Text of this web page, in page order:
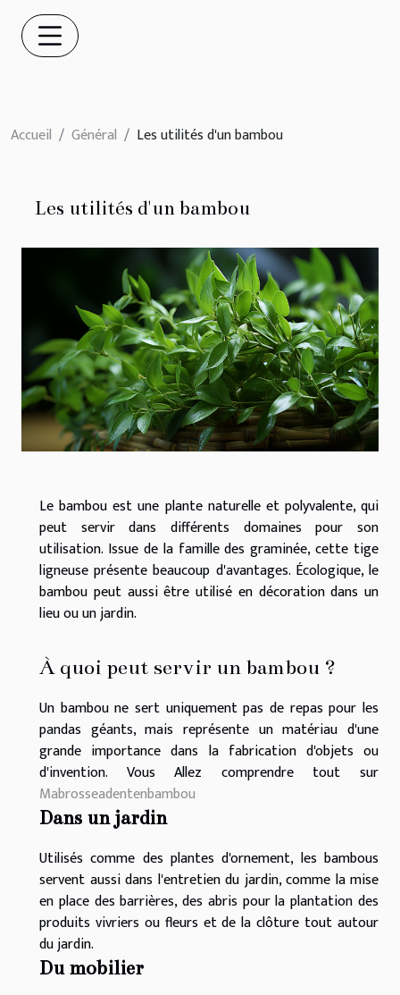
Accueil Général Les utilités d'un bambou
Les utilités d'un bambou
Le bambou est une plante naturelle et polyvalente, qui
peut servir dans différents domaines pour son
utilisation. Issue de la famille des graminée, cette tige
ligneuse présente beaucoup d'avantages. Écologique, le
bambou peut aussi être utilisé en décoration dans un
lieu ou un jardin.
À quoi peut servir un bambou ?
Un bambou ne sert uniquement pas de repas pour les
pandas géants, mais représente un matériau d'une
grande importance dans la fabrication d'objets ou
d'invention. Vous Allez comprendre tout sur
Mabrosseadentenbambou
Dans un jardin
Utilisés comme des plantes d'ornement, les bambous
servent aussi dans l'entretien du jardin, comme la mise
en place des barrières, des abris pour la plantation des
produits vivriers ou fleurs et de la clôture tout autour
du jardin.
Du mobilier